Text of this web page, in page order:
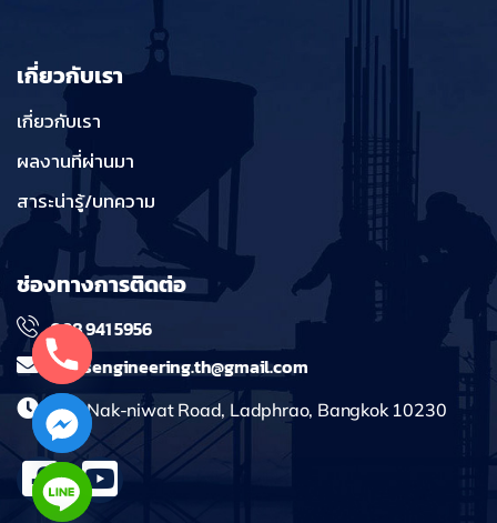
เกี่ยวกับเรา
เกี่ยวกับเรา
ผลงานที่ผ่านมา
สาระน่ารู้/บทความ
ช่องทางการติดต่อ
098 941 5956
massengineering.th@gmail.com
241 Nak-niwat Road, Ladphrao, Bangkok 10230
chaty